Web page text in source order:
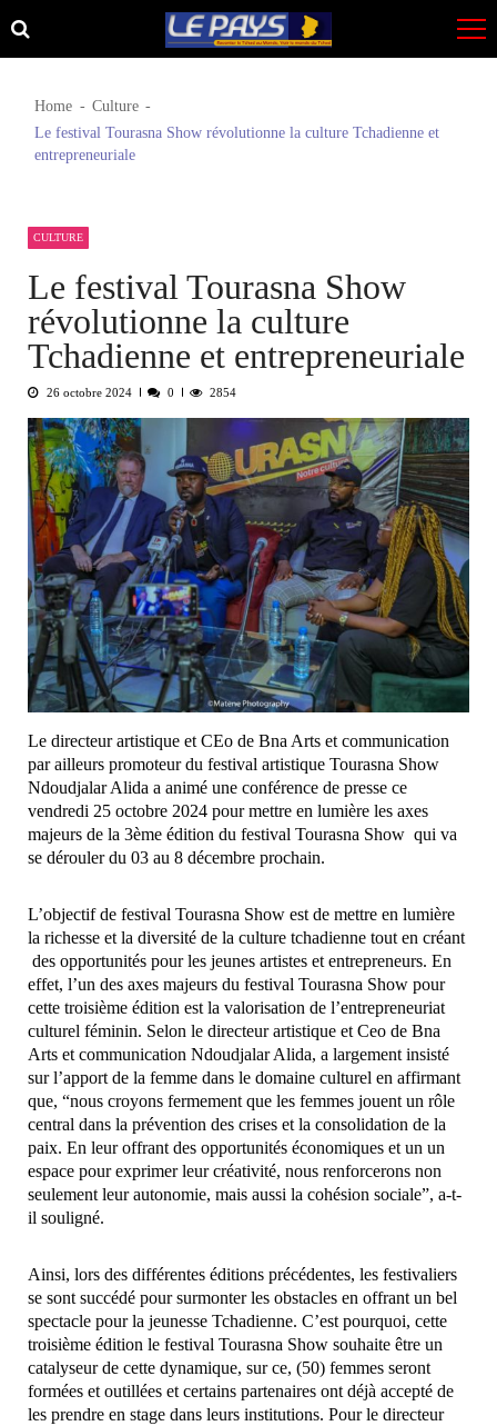
Skip
to
Skip
to
Home
Culture
Le festival Tourasna Show révolutionne la culture Tchadienne et
entrepreneuriale
CULTURE
Le festival Tourasna Show
révolutionne la culture
Tchadienne et entrepreneuriale
26 octobre 2024 0 2854
Le directeur artistique et CEo de Bna Arts et communication
par ailleurs promoteur du festival artistique Tourasna Show
Ndoudjalar Alida a animé une conférence de presse ce
vendredi 25 octobre 2024 pour mettre en lumière les axes
majeurs de la 3ème édition du festival Tourasna Show qui va
se dérouler du 03 au 8 décembre prochain.
L’objectif de festival Tourasna Show est de mettre en lumière
la richesse et la diversité de la culture tchadienne tout en créant
des opportunités pour les jeunes artistes et entrepreneurs. En
effet, l’un des axes majeurs du festival Tourasna Show pour
cette troisième édition est la valorisation de l’entrepreneuriat
culturel féminin. Selon le directeur artistique et Ceo de Bna
Arts et communication Ndoudjalar Alida, a largement insisté
sur l’apport de la femme dans le domaine culturel en affirmant
que, “nous croyons fermement que les femmes jouent un rôle
central dans la prévention des crises et la consolidation de la
paix. En leur offrant des opportunités économiques et un un
espace pour exprimer leur créativité, nous renforcerons non
seulement leur autonomie, mais aussi la cohésion sociale”, a-t-
il souligné.
Ainsi, lors des différentes éditions précédentes, les festivaliers
se sont succédé pour surmonter les obstacles en offrant un bel
spectacle pour la jeunesse Tchadienne. C’est pourquoi, cette
troisième édition le festival Tourasna Show souhaite être un
catalyseur de cette dynamique, sur ce, (50) femmes seront
formées et outillées et certains partenaires ont déjà accepté de
les prendre en stage dans leurs institutions. Pour le directeur